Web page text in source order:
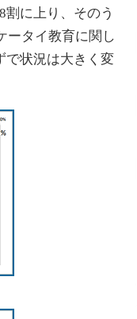
に上り、そのう
ータイ教育に関し
で状況は大きく変